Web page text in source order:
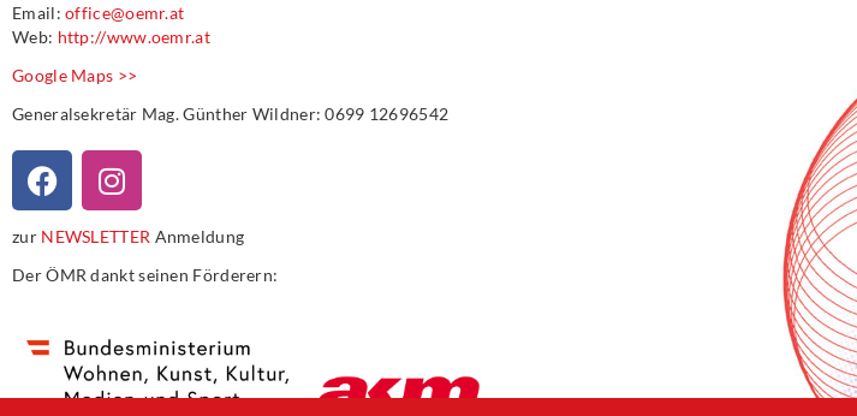
Email:office@oemr.at
Web: http://www.oemr.at
Google Maps >>
Generalsekretär Mag. Günther Wildner: 0699 12696542
zur NEWSLETTER Anmeldung
Der ÖMR dankt seinen Förderern: